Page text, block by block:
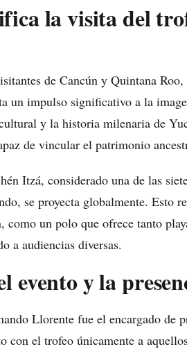
la visita del
de Cancún y Quintana
un impulso significativo a la
y la historia milenaria de
de vincular el patrimonio
Itzá, considerado una de las
se proyecta globalmente. Esto
como un polo que ofrece tanto
a audiencias diversas.
evento y la
Llorente fue el encargado de
con el trofeo únicamente a